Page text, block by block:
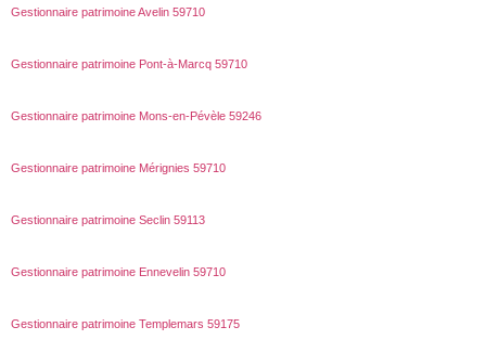
Gestionnaire patrimoine Avelin 59710
Gestionnaire patrimoine Pont-à-Marcq 59710
Gestionnaire patrimoine Mons-en-Pévèle 59246
Gestionnaire patrimoine Mérignies 59710
Gestionnaire patrimoine Seclin 59113
Gestionnaire patrimoine Ennevelin 59710
Gestionnaire patrimoine Templemars 59175